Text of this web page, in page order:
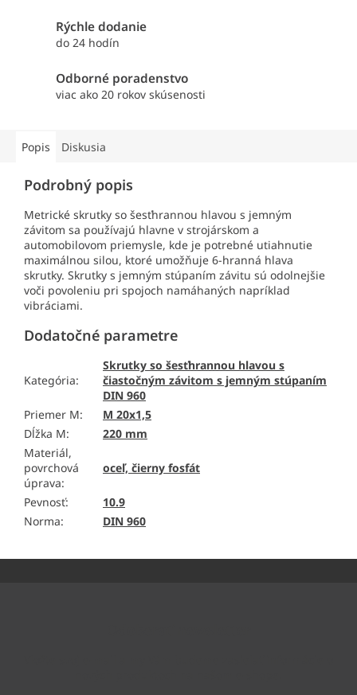
Rýchle dodanie
do 24 hodín
Odborné poradenstvo
viac ako 20 rokov skúsenosti
Popis Diskusia
Podrobný popis
Metrické skrutky so šesťhrannou hlavou s jemným
závitom sa používajú hlavne v strojárskom a
automobilovom priemysle, kde je potrebné utiahnutie
maximálnou silou, ktoré umožňuje 6-hranná hlava
skrutky. Skrutky s jemným stúpaním závitu sú odolnejšie
voči povoleniu pri spojoch namáhaných napríklad
vibráciami.
Dodatočné parametre
Kategória:
Skrutky so šesťhrannou hlavou s
čiastočným závitom s jemným stúpaním
DIN 960
Priemer M:
M 20x1,5
Dĺžka M:
220 mm
Materiál,
povrchová
úprava:
oceľ, čierny fosfát
Pevnosť:
10.9
Norma: DIN 960